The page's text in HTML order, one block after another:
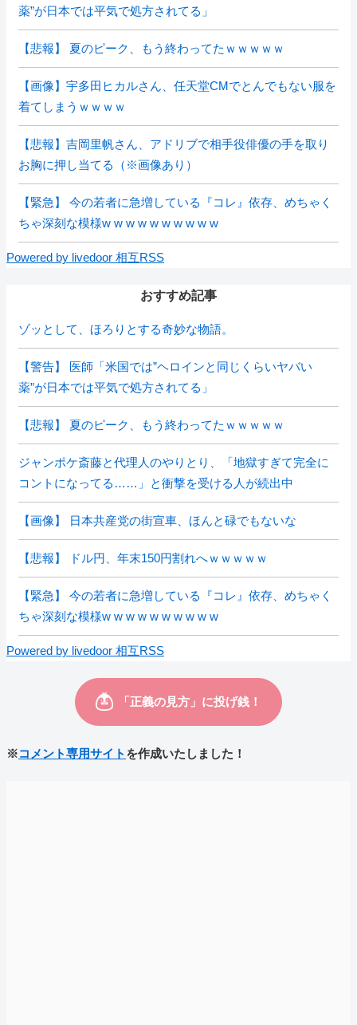
薬”が日本では平気で処方されてる」
【悲報】 夏のピーク、もう終わってたｗｗｗｗｗ
【画像】宇多田ヒカルさん、任天堂CMでとんでもない服を
着てしまうｗｗｗｗ
【悲報】吉岡里帆さん、アドリブで相手役俳優の手を取り
お胸に押し当てる（※画像あり）
【緊急】 今の若者に急増している『コレ』依存、めちゃく
ちゃ深刻な模様w w w w w w w w w w
Powered by livedoor 相互RSS
おすすめ記事
ゾッとして、ほろりとする奇妙な物語。
【警告】 医師「米国では”ヘロインと同じくらいヤバい
薬”が日本では平気で処方されてる」
【悲報】 夏のピーク、もう終わってたｗｗｗｗｗ
ジャンポケ斎藤と代理人のやりとり、「地獄すぎて完全に
コントになってる……」と衝撃を受ける人が続出中
【画像】 日本共産党の街宣車、ほんと碌でもないな
【悲報】 ドル円、年末150円割れへｗｗｗｗｗ
【緊急】 今の若者に急増している『コレ』依存、めちゃく
ちゃ深刻な模様w w w w w w w w w w
Powered by livedoor 相互RSS
※コメント専用サイト を作成いたしました！